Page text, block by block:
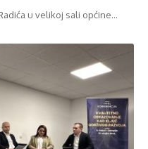
u velikoj sali općine…